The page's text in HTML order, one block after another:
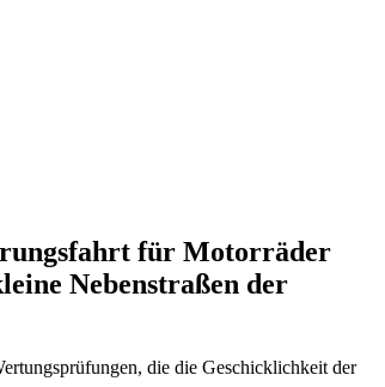
für Motorräder
Nebenstraßen der
die die Geschicklichkeit der